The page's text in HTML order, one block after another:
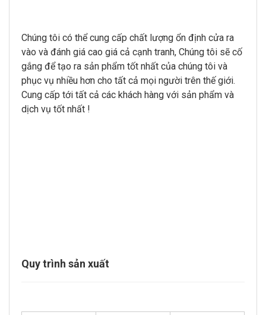
Chúng tôi có thể cung cấp chất lượng ổn định cửa ra
vào và đánh giá cao giá cả cạnh tranh, Chúng tôi sẽ cố
gắng để tạo ra sản phẩm tốt nhất của chúng tôi và
phục vụ nhiều hơn cho tất cả mọi người trên thế giới.
Cung cấp tới tất cả các khách hàng với sản phẩm và
dịch vụ tốt nhất !
Quy trình sản xuất